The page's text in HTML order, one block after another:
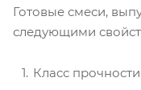
Готовые смеси,
следующими
Класс